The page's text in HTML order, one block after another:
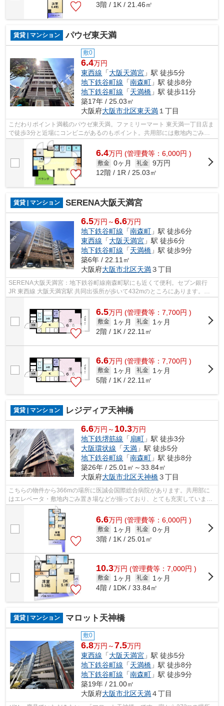
3階 / 1K / 21.46㎡
賃貸 | マンション パウゼ東天満
敷0
6.4万円
東西線 「大阪天満宮 」駅 徒歩5分
地下鉄谷町線 「南森町 」駅 徒歩8分
地下鉄谷町線 「天満橋 」駅 徒歩11分
築17年 / 25.03㎡
大阪府大阪市北区東天満 １丁目
こだわりポイント満載のパウゼ東天満。ファミリーマート 東天満一丁目店ま
で徒歩3分と近場にコンビニがあるのもポイント。共用部には敷地内ごみ置
き場・エレベータなどが揃っておりま...
6.4万円 (管理費等：6,000円 )
敷金 0ヶ月 礼金 9万円
12階 / 1R / 25.03㎡
賃貸 | マンション SERENA大阪天満宮
6.5万円～6.6万円
地下鉄谷町線 「南森町 」駅 徒歩6分
東西線 「大阪天満宮 」駅 徒歩6分
地下鉄谷町線 「天満橋 」駅 徒歩9分
築6年 / 22.11㎡
大阪府大阪市北区天満３丁目
SERENA大阪天満宮：地下鉄谷町線南森町駅にも近くて便利。セブン銀行
JR 東西線 大阪天満宮駅 共同出張所が歩いて432mのところにあります。共
6.5万円 (管理費等：7,700円 )
敷金 1ヶ月 礼金
1ヶ月
2階 / 1K / 22.11㎡
6.6万円 (管理費等：7,700円 )
敷金 1ヶ月 礼金
1ヶ月
5階 / 1K / 22.11㎡
賃貸 | マンション レジディア天神橋
6.6万円～ 10.3万円
地下鉄堺筋線 「 扇町 」駅 徒歩3分
大阪環状線 「天満 」駅 徒歩5分
地下鉄谷町線 「南森町 」駅 徒歩8分
築26年 / 25.01㎡～33.84㎡
大阪府大阪市北区天神橋３丁目
こちらの物件から366mの場所に医誠会国際総合病院があります。共用部に
はエレベータ・敷地内ごみ置き場などが揃っており、とても充実していま
す。ご利用可能な駅が2つあり、行き先に応...
6.6万円 (管理費等：6,000円 )
敷金 1ヶ月 礼金 0ヶ月
3階 / 1K / 25.01㎡
10.3万円 (管理費等：7,000円 )
敷金 1ヶ月 礼金
1ヶ月
4階 / 1DK / 33.84㎡
賃貸 | マンション マロット天神橋
敷0
6.8万円～7.5万円
東西線 「大阪天満宮 」駅 徒歩5分
地下鉄谷町線 「天満橋 」駅 徒歩8分
地下鉄谷町線 「南森町 」駅 徒歩9分
築19年 / 21.00㎡
大阪府大阪市北区天満４丁目